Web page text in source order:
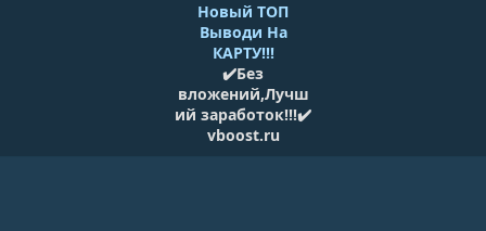
Новый ТОП
Выводи На
КАРТУ!!!
✔️Без
вложений,Лучш
ий заработок!!!✔️
vboost.ru